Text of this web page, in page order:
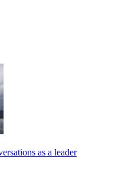
as a leader